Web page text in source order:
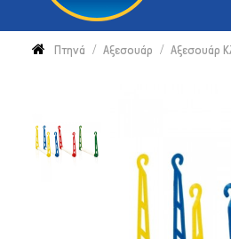
Πτηνά Αξεσουάρ Αξεσουάρ